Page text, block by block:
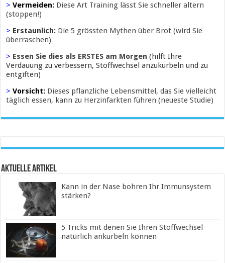
> Vermeiden: Diese Art Training lässt Sie schneller altern
(stoppen!)
> Erstaunlich: Die 5 grössten Mythen über Brot (wird Sie
überraschen)
> Essen Sie dies als ERSTES am Morgen (hilft Ihre
Verdauung zu verbessern, Stoffwechsel anzukurbeln und zu
entgiften)
> Vorsicht: Dieses pflanzliche Lebensmittel, das Sie vielleicht
täglich essen, kann zu Herzinfarkten führen (neueste Studie)
Aktuelle Artikel
Kann in der Nase bohren Ihr Immunsystem
stärken?
5 Tricks mit denen Sie Ihren Stoffwechsel
natürlich ankurbeln können